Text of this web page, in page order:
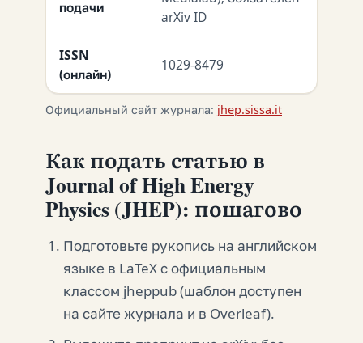
подачи
arXiv ID
ISSN
(онлайн)
1029-8479
Официальный сайт журнала: jhep.sissa.it
Как подать статью в
Journal of High Energy
Physics (JHEP): пошагово
Подготовьте рукопись на английском
языке в LaTeX с официальным
классом jheppub (шаблон доступен
на сайте журнала и в Overleaf).